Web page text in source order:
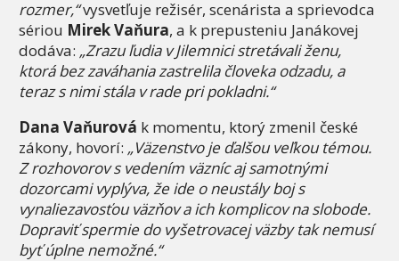
rozmer,“vysvetľuje režisér, scenárista a sprievodca
sériou Mirek Vaňura, a k prepusteniu Janákovej
dodáva: „Zrazu ľudia v Jilemnici stretávali ženu,
ktorá bez zaváhania zastrelila človeka odzadu, a
teraz s nimi stála v rade pri pokladni.“
Dana Vaňurová k momentu, ktorý zmenil české
zákony, hovorí: „Väzenstvo je ďalšou veľkou témou.
Z rozhovorov s vedením väzníc aj samotnými
dozorcami vyplýva, že ide o neustály boj s
vynaliezavosťou väzňov a ich komplicov na slobode.
Dopraviť spermie do vyšetrovacej väzby tak nemusí
byť úplne nemožné.“